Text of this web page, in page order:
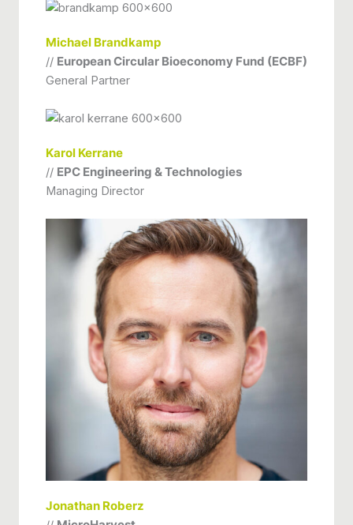
Michael Brandkamp
// European Circular Bioeconomy Fund (ECBF)
General Partner
Karol Kerrane
// EPC Engineering & Technologies
Managing Director
Jonathan Roberz